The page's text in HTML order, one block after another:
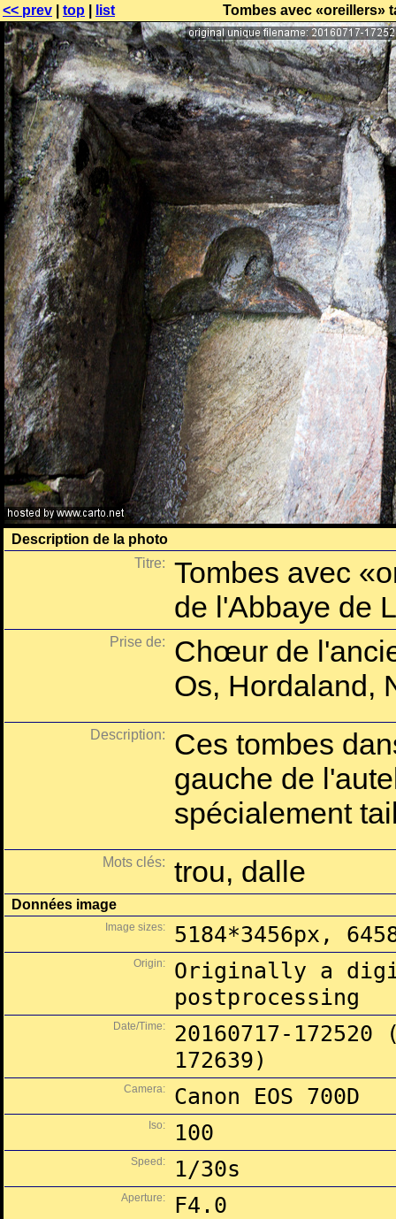
<< prev top list Tombes avec «oreillers»
Description de la photo
Titre:
Tombes avec
de l'Abbaye de
Prise de:
Chœur de
Os, Hordaland,
Description:
Ces tombes
gauche de
spécialement
Mots clés: trou, dalle
Données image
Image sizes: 5184*3456px,
Origin:
Originally a
postprocessing
Date/Time:
20160717-
172639)
Camera: Canon EOS 700D
Iso: 100
Speed: 1/30s
Aperture: F4.0